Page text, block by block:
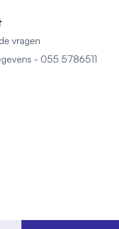
vragen
- 055 5786511